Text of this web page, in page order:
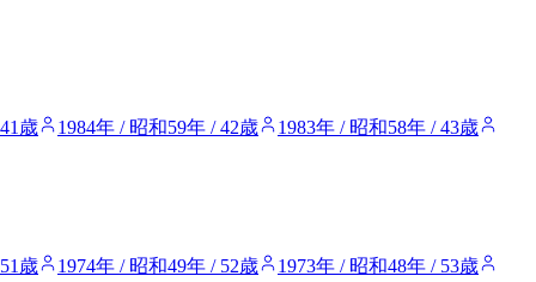
歳 1984年 / 昭和59年 / 42歳 1983年 / 昭和58年 / 43歳
歳 1974年 / 昭和49年 / 52歳 1973年 / 昭和48年 / 53歳